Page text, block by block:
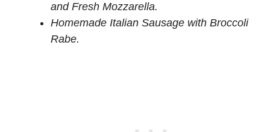
and Fresh Mozzarella.
Homemade Italian Sausage with Broccoli
Rabe.